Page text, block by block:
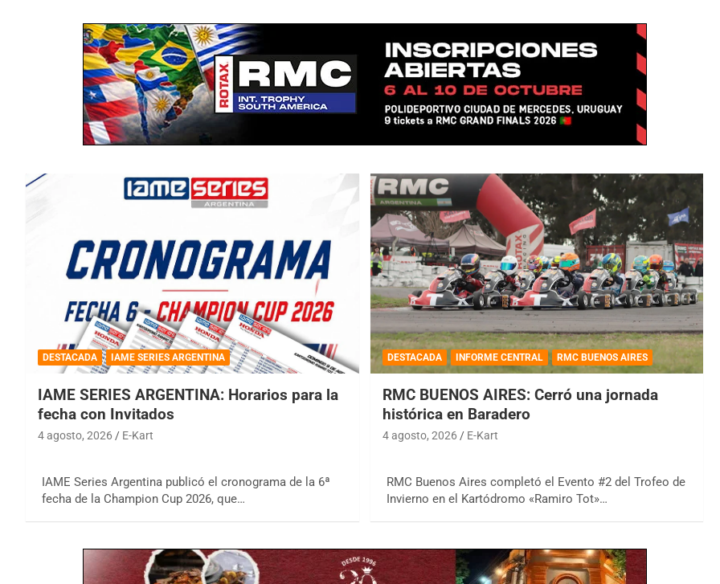
DESTACADA IAME SERIES ARGENTINA
IAME SERIES ARGENTINA: Horarios para la
fecha con Invitados
4 agosto, 2026 E-Kart
IAME Series Argentina publicó el cronograma de la 6ª
fecha de la Champion Cup 2026, que…
DESTACADA INFORME CENTRAL RMC BUENOS AIRES
RMC BUENOS AIRES: Cerró una jornada
histórica en Baradero
4 agosto, 2026 E-Kart
RMC Buenos Aires completó el Evento #2 del Trofeo de
Invierno en el Kartódromo «Ramiro Tot»…